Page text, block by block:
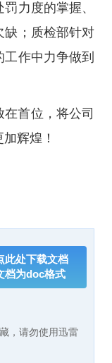
力度的掌握、
缺；质检部针对
作中力争做到
首位，将公司
辉煌！
，请勿使用迅雷
此处下载文档
档为doc格式